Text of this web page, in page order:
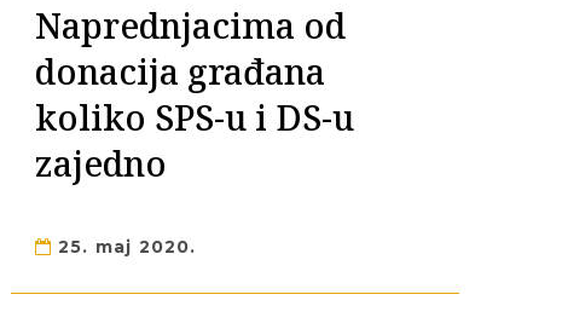
Naprednjacima od
donacija građana
koliko SPS-u i DS-u
zajedno
25. maj 2020.